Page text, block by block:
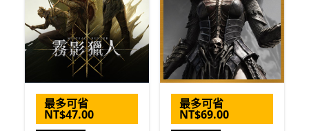
最多可省
NT$47.00
最多可省
NT$69.00